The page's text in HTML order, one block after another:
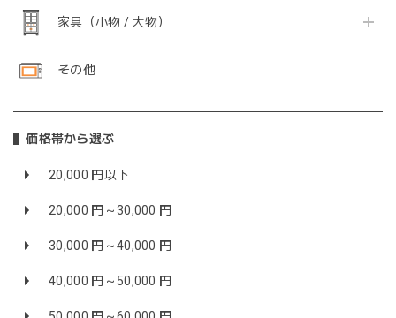
家具（小物 / 大物）
その他
価格帯から選ぶ
20,000 円以下
20,000 円～30,000 円
30,000 円～40,000 円
40,000 円～50,000 円